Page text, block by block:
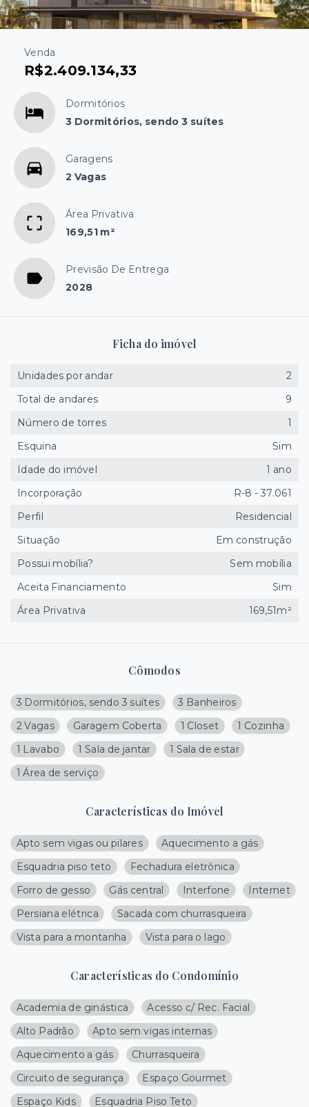
Venda
R$2.409.134,33
Dormitórios
3 Dormitórios, sendo 3 suítes
Garagens
2 Vagas
Área Privativa
169,51 m²
Previsão De Entrega
2028
Cômodos
3 Dormitórios, sendo 3 suítes
3 Banheiros
2 Vagas
Garagem Coberta 1 Closet
1 Cozinha
1 Lavabo
1 Sala de jantar
1 Sala de estar
1 Área de serviço
Características do Imóvel
Apto sem vigas ou pilares
Aquecimento a gás
Esquadria piso teto
Fechadura eletrônica
Forro de gesso
Gás central Interfone
Internet
Persiana elétrica
Sacada com churrasqueira
Vista para a montanha
Vista para o lago
Características do Condomínio
Academia de ginástica
Acesso c/ Rec. Facial
Alto Padrão
Apto sem vigas internas
Aquecimento a gás
Churrasqueira
Circuito de segurança
Espaço Gourmet
Espaço Kids
Esquadria Piso Teto
Ficha do imóvel
Unidades por andar
2
Total de andares
9
Número de torres
1
Esquina
Sim
Idade do imóvel
1 ano
Incorporação
R-8 - 37.061
Perfil
Residencial
Situação
Em construção
Possui mobília?
Sem mobília
Aceita Financiamento
Sim
Área Privativa
169,51m²